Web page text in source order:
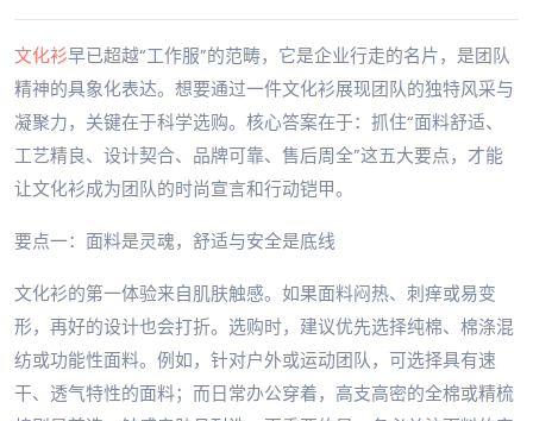
文化衫早已超越“工作服”的范畴，它是企业行走的名片，是团队
精神的具象化表达。想要通过一件文化衫展现团队的独特风采与
凝聚力，关键在于科学选购。核心答案在于：抓住“面料舒适、
工艺精良、设计契合、品牌可靠、售后周全”这五大要点，才能
让文化衫成为团队的时尚宣言和行动铠甲。
要点一：面料是灵魂，舒适与安全是底线
文化衫的第一体验来自肌肤触感。如果面料闷热、刺痒或易变
形，再好的设计也会打折。选购时，建议优先选择纯棉、棉涤混
纺或功能性面料。例如，针对户外或运动团队，可选择具有速
干、透气特性的面料；而日常办公穿着，高支高密的全棉或精梳